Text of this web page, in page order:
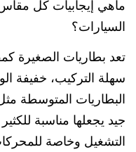
ماهي إيجابيات كل
السيارات؟
سهلة التركيب، خفيفة
جيد يجعلها مناسبة
التشغيل وخاصة